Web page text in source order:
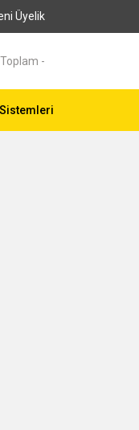
Üyelik
Toplam -